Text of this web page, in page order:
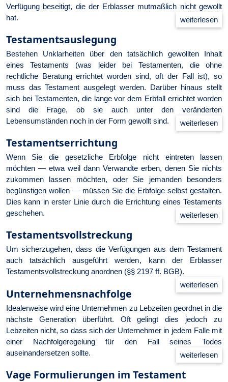
Verfügung beseitigt, die der Erblasser mutmaßlich nicht gewollt
hat.
Testamentsauslegung
Bestehen Unklarheiten über den tatsächlich gewollten Inhalt
eines Testaments (was leider bei Testamenten, die ohne
rechtliche Beratung errichtet worden sind, oft der Fall ist), so
muss das Testament ausgelegt werden. Darüber hinaus stellt
sich bei Testamenten, die lange vor dem Erbfall errichtet worden
sind die Frage, ob sie auch unter den veränderten
Lebensumständen noch in der Form gewollt sind.
Testamentserrichtung
Wenn Sie die gesetzliche Erbfolge nicht eintreten lassen
möchten — etwa weil dann Verwandte erben, denen Sie nichts
zukommen lassen möchten, oder Sie jemanden besonders
begünstigen wollen — müssen Sie die Erbfolge selbst gestalten.
Dies kann in erster Linie durch die Errichtung eines Testaments
geschehen.
Testamentsvollstreckung
Um sicherzugehen, dass die Verfügungen aus dem Testament
auch tatsächlich ausgeführt werden, kann der Erblasser
Testamentsvollstreckung anordnen (§§ 2197 ff. BGB).
Unternehmensnachfolge
Idealerweise wird eine Unternehmen zu Lebzeiten geordnet in die
nächste Generation überführt. Oft gelingt dies jedoch zu
Lebzeiten nicht, so dass sich der Unternehmer in jedem Falle mit
einer Nachfolgeregelung für den Fall seines Todes
auseinandersetzen sollte.
Vage Formulierungen im Testament